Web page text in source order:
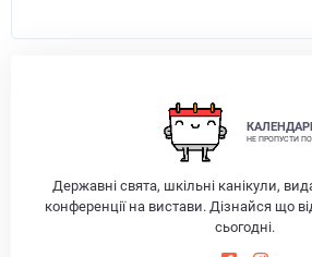
НЕ ПРОПУСТИ
Державні свята, шкільні канікули,
конференції на вистави. Дізнайся що
сьогодні.